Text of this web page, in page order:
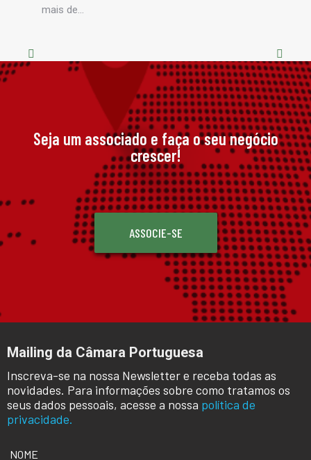
mais de…
Seja um associado e faça o seu negócio
crescer!
ASSOCIE-SE
Mailing da Câmara Portuguesa
Inscreva-se na nossa Newsletter e receba todas as
novidades. Para informações sobre como tratamos os
seus dados pessoais, acesse a nossa política de
privacidade.